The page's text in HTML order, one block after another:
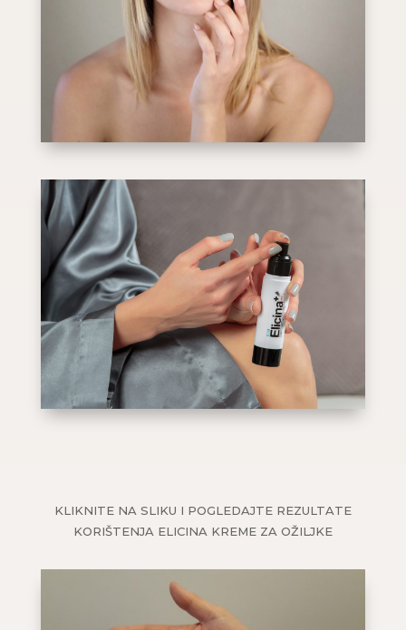
KLIKNITE NA SLIKU I POGLEDAJTE REZULTATE
KORIŠTENJA ELICINA KREME ZA OŽILJKE